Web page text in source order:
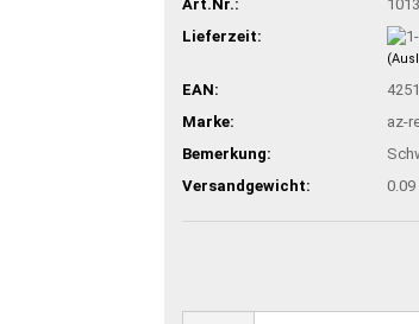
Art.Nr.:
Lieferzeit:
EAN:
Marke:
az-
Bemerkung:
Versandgewicht:
0.09